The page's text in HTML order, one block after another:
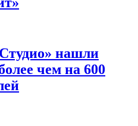
нашли
чем на 600